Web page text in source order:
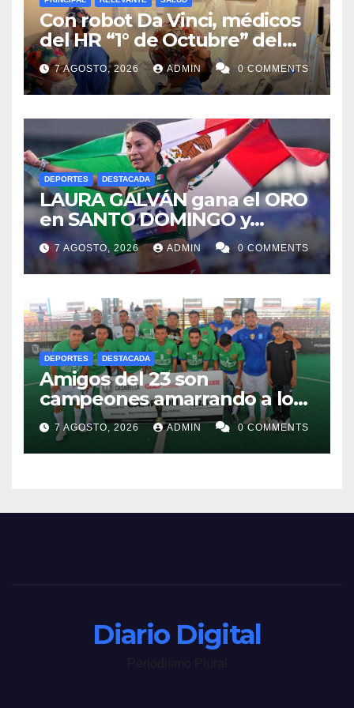
Con robot Da Vinci, médicos
del HR “1° de Octubre” del
ISSSTE retiran tumor renal a
paciente de 72 años
7 AGOSTO, 2026 ADMIN 0 COMMENTS
DEPORTES DESTACADA
LAURA GALVÁN gana el ORO
en SANTO DOMINGO y
dedica Medalla a sus padres
fallecidos
7 AGOSTO, 2026 ADMIN 0 COMMENTS
DEPORTES DESTACADA
Amigos del 23 son
campeones amarrando a los
“Perros Bravos”
7 AGOSTO, 2026 ADMIN 0 COMMENTS
Diario Digital